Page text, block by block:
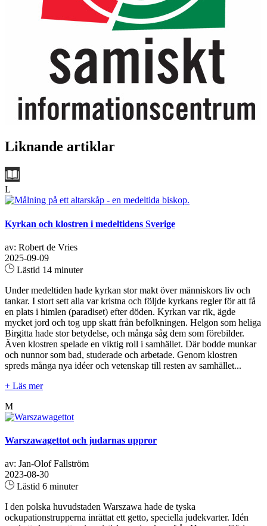
Liknande artiklar
L
Kyrkan och klostren i medeltidens Sverige
av: Robert de Vries
2025-09-09
Lästid 14 minuter
Under medeltiden hade kyrkan stor makt över människors liv och
tankar. I stort sett alla var kristna och följde kyrkans regler för att få
en plats i himlen (paradiset) efter döden. Kyrkan var rik, ägde
mycket jord och tog upp skatt från befolkningen. Helgon som heliga
Birgitta hade stor betydelse, och många såg dem som förebilder.
Även klostren spelade en viktig roll i samhället. Där bodde munkar
och nunnor som bad, studerade och arbetade. Genom klostren
spreds många nya idéer och vetenskap till resten av samhället...
+ Läs mer
M
Warszawagettot och judarnas uppror
av: Jan-Olof Fallström
2023-08-30
Lästid 6 minuter
I den polska huvudstaden Warszawa hade de tyska
ockupationstrupperna inrättat ett getto, speciella judekvarter. Idén